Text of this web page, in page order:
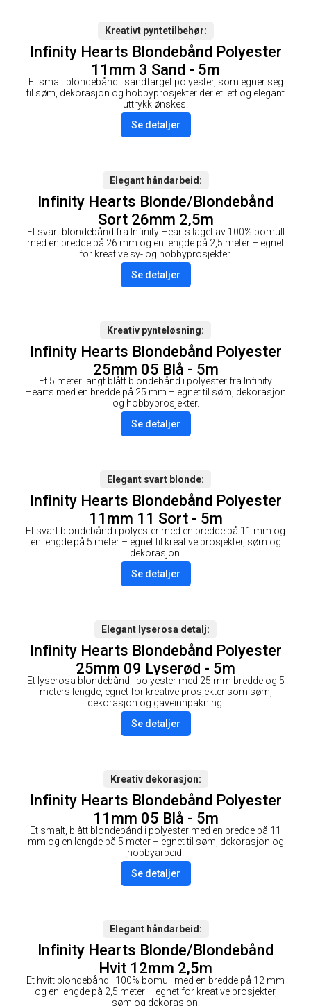
Kreativt pyntetilbehør
Infinity Hearts Blondebånd Polyester
11mm 3 Sand - 5m
Et smalt blondebånd i sandfarget polyester, som egner seg
til søm, dekorasjon og hobbyprosjekter der et lett og elegant
uttrykk ønskes.
Se detaljer
Elegant håndarbeid
Infinity Hearts Blonde/Blondebånd
Sort 26mm 2,5m
Et svart blondebånd fra Infinity Hearts laget av 100% bomull
med en bredde på 26 mm og en lengde på 2,5 meter – egnet
for kreative sy- og hobbyprosjekter.
Se detaljer
Kreativ pynteløsning
Infinity Hearts Blondebånd Polyester
25mm 05 Blå - 5m
Et 5 meter langt blått blondebånd i polyester fra Infinity
Hearts med en bredde på 25 mm – egnet til søm, dekorasjon
og hobbyprosjekter.
Se detaljer
Elegant svart blonde
Infinity Hearts Blondebånd Polyester
11mm 11 Sort - 5m
Et svart blondebånd i polyester med en bredde på 11 mm og
en lengde på 5 meter – egnet til kreative prosjekter, søm og
dekorasjon.
Se detaljer
Elegant lyserosa detalj
Infinity Hearts Blondebånd Polyester
25mm 09 Lyserød - 5m
Et lyserosa blondebånd i polyester med 25 mm bredde og 5
meters lengde, egnet for kreative prosjekter som søm,
dekorasjon og gaveinnpakning.
Se detaljer
Kreativ dekorasjon
Infinity Hearts Blondebånd Polyester
11mm 05 Blå - 5m
Et smalt, blått blondebånd i polyester med en bredde på 11
mm og en lengde på 5 meter – egnet til søm, dekorasjon og
hobbyarbeid.
Se detaljer
Elegant håndarbeid
Infinity Hearts Blonde/Blondebånd
Hvit 12mm 2,5m
Et hvitt blondebånd i 100% bomull med en bredde på 12 mm
og en lengde på 2,5 meter – egnet for kreative prosjekter,
søm og dekorasjon.